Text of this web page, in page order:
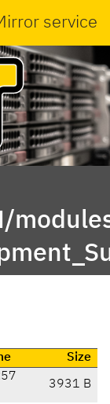
service
Size
3931 B